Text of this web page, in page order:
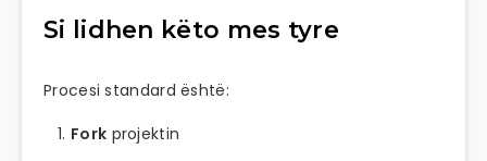
Si lidhen këto mes tyre
Procesi standard është:
Fork projektin